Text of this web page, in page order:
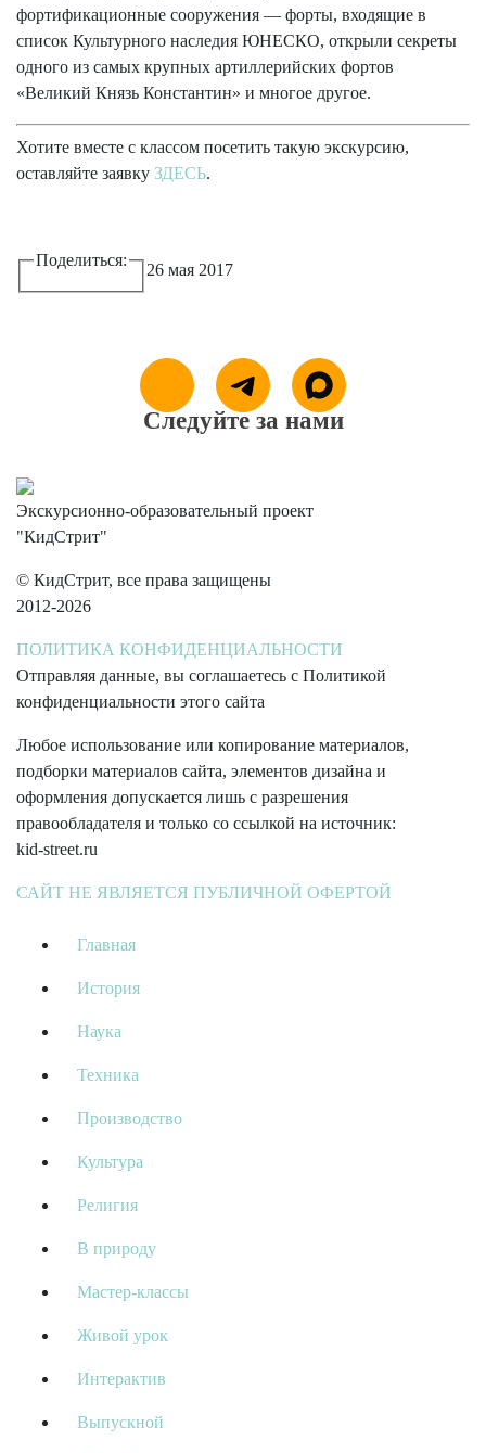
фортификационные сооружения — форты, входящие в
список Культурного наследия ЮНЕСКО, открыли секреты
одного из самых крупных артиллерийских фортов
«Великий Князь Константин» и многое другое.
Хотите вместе с классом посетить такую экскурсию,
оставляйте заявку ЗДЕСЬ.
Поделиться:
26 мая 2017
Следуйте за нами
Экскурсионно-образовательный проект
"КидСтрит"
© КидСтрит, все права защищены
2012-2026
ПОЛИТИКА КОНФИДЕНЦИАЛЬНОСТИ
Отправляя данные, вы соглашаетесь с Политикой
конфиденциальности этого сайта
Любое использование или копирование материалов,
подборки материалов сайта, элементов дизайна и
оформления допускается лишь с разрешения
правообладателя и только со ссылкой на источник:
kid-street.ru
САЙТ НЕ ЯВЛЯЕТСЯ ПУБЛИЧНОЙ ОФЕРТОЙ
Главная
История
Наука
Техника
Производство
Культура
Религия
В природу
Мастер-классы
Живой урок
Интерактив
Выпускной